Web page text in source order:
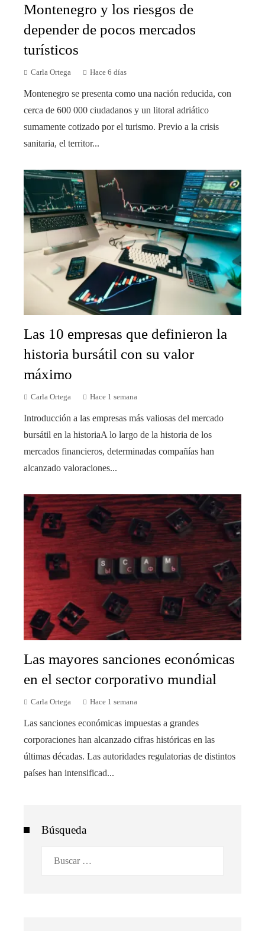
Montenegro y los riesgos de
depender de pocos mercados
turísticos
Carla Ortega Hace 6 días
Montenegro se presenta como una nación reducida, con
cerca de 600 000 ciudadanos y un litoral adriático
sumamente cotizado por el turismo. Previo a la crisis
sanitaria, el territor...
Las 10 empresas que definieron la
historia bursátil con su valor
máximo
Carla Ortega Hace 1 semana
Introducción a las empresas más valiosas del mercado
bursátil en la historiaA lo largo de la historia de los
mercados financieros, determinadas compañías han
alcanzado valoraciones...
Las mayores sanciones económicas
en el sector corporativo mundial
Carla Ortega Hace 1 semana
Las sanciones económicas impuestas a grandes
corporaciones han alcanzado cifras históricas en las
últimas décadas. Las autoridades regulatorias de distintos
países han intensificad...
Búsqueda